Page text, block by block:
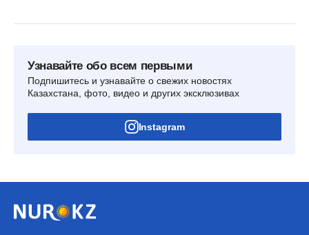
Узнавайте обо всем первыми
Подпишитесь и узнавайте о свежих новостях
Казахстана, фото, видео и других эксклюзивах
Instagram